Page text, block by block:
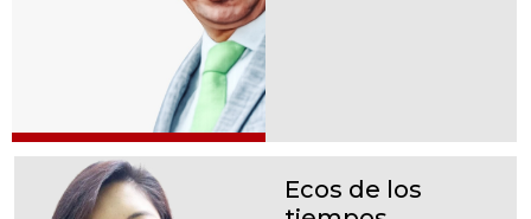
Ecos de los